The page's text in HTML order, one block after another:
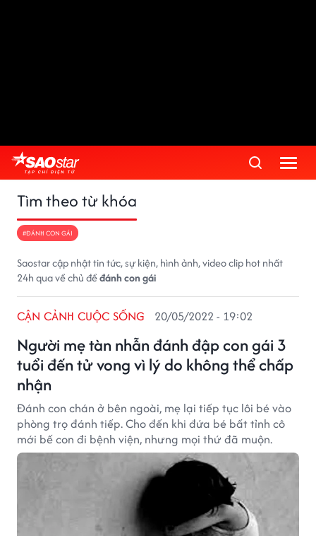
Tìm theo từ khóa
#ĐÁNH CON GÁI
Saostar cập nhật tin tức, sự kiện, hình ảnh, video clip hot nhất
24h qua về chủ đềđánh con gái
Người mẹ tàn nhẫn đánh đập con gái 3
tuổi đến tử vong vì lý do không thể chấp
nhận
CẬN CẢNH CUỘC SỐNG 20/05/2022 - 19:02
Đánh con chán ở bên ngoài, mẹ lại tiếp tục lôi bé vào
phòng trọ đánh tiếp. Cho đến khi đứa bé bất tỉnh cô
mới bế con đi bệnh viện, nhưng mọi thứ đã muộn.